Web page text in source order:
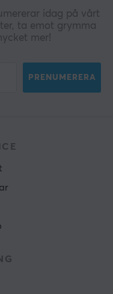
idag på vårt
ta emot grymma
mer!
PRENUMERERA